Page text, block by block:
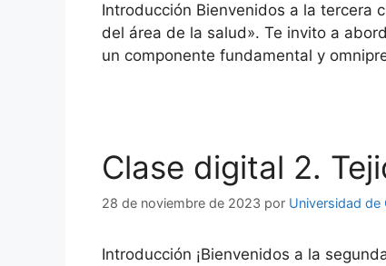
Introducción Bienvenidos a la tercera
del área de la salud». Te invito a
un componente fundamental y
Clase digital 2.
28 de noviembre de 2023 por Universidad de
Introducción ¡Bienvenidos a la